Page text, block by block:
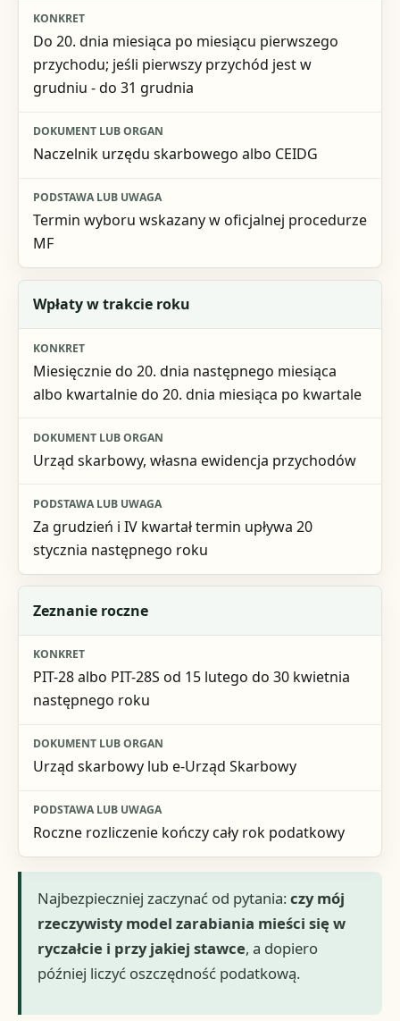
Do 20. dnia miesiąca po miesiącu pierwszego
przychodu; jeśli pierwszy przychód jest w
grudniu - do 31 grudnia
Naczelnik urzędu skarbowego albo CEIDG
Termin wyboru wskazany w oficjalnej procedurze
MF
Wpłaty w trakcie roku
Miesięcznie do 20. dnia następnego miesiąca
albo kwartalnie do 20. dnia miesiąca po kwartale
Urząd skarbowy, własna ewidencja przychodów
Za grudzień i IV kwartał termin upływa 20
stycznia następnego roku
Zeznanie roczne
PIT-28 albo PIT-28S od 15 lutego do 30 kwietnia
następnego roku
Urząd skarbowy lub e-Urząd Skarbowy
Roczne rozliczenie kończy cały rok podatkowy
Najbezpieczniej zaczynać od pytania:czy mój
rzeczywisty model zarabiania mieści się w
ryczałcie i przy jakiej stawce, a dopiero
później liczyć oszczędność podatkową.